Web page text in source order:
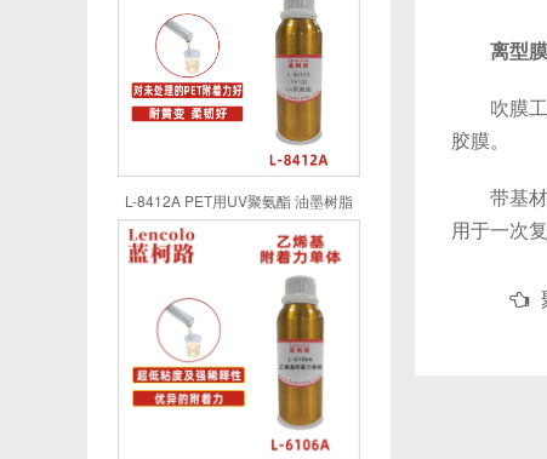
L-8412A PET用UV聚氨酯 油墨树脂
离型
吹膜工
胶膜。
带基材
用于一次